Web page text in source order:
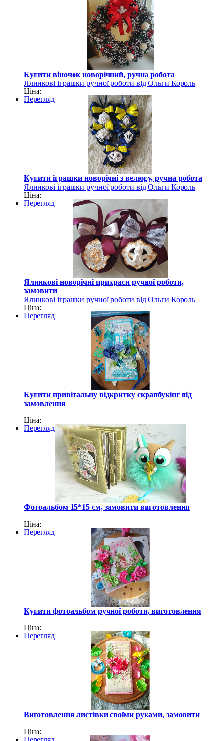
Купити віночок новорічний, ручна робота
Ялинкові іграшки ручної роботи від Ольги Король
Ціна:
Перегляд
Купити іграшки новорічні з велюру, ручна робота
Ялинкові іграшки ручної роботи від Ольги Король
Ціна:
Перегляд
Ялинкові новорічні прикраси ручної роботи,
замовити
Ялинкові іграшки ручної роботи від Ольги Король
Ціна:
Перегляд
Купити привітальну відкритку скрапбукінг під
замовлення
Ціна:
Перегляд
Фотоальбом 15*15 см, замовити виготовлення
Ціна:
Перегляд
Купити фотоальбом ручної роботи, виготовлення
Ціна:
Перегляд
Виготовлення листівки своїми руками, замовити
Ціна:
Перегляд